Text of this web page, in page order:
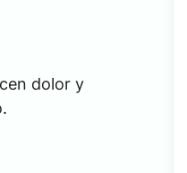
dolor y